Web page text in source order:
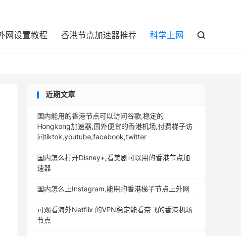
网设置教程 香港节点加速器推荐 科学上网 
近期文章
国内能用的香港节点可以访问谷歌,稳定的
Hongkong加速器,国外便宜的香港机场,付费梯子访
问tiktok,youtube,facebook,twitter
国内怎么打开Disney+,看美剧可以用的香港节点加
速器
国内怎么上Instagram,能用的香港梯子节点上外网
可观看海外Netflix 的VPN稳定能看奈飞的香港机场
节点